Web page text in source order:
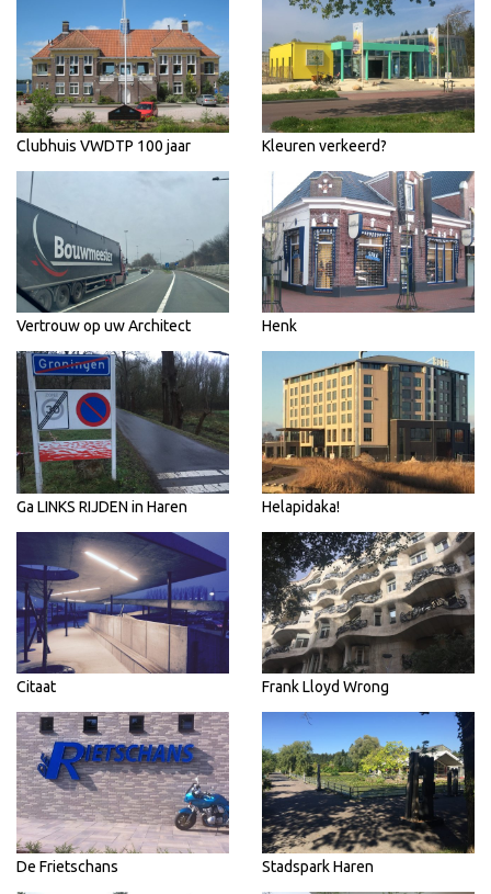
Clubhuis VWDTP 100 jaar Kleuren verkeerd?
Vertrouw op uw Architect Henk
Ga LINKS RIJDEN in Haren Helapidaka!
Citaat Frank Lloyd Wrong
De Frietschans Stadspark Haren